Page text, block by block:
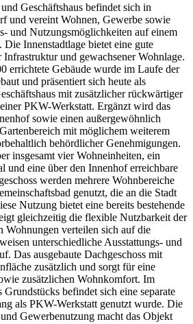
Geschäftshaus befindet sich in
und vereint Wohnen, Gewerbe sowie
und Nutzungsmöglichkeiten auf einem
Innenstadtlage bietet eine gute
und gewachsener Wohnlage.
errichtete Gebäude wurde im Laufe der
und präsentiert sich heute als
mit zusätzlicher rückwärtiger
PKW-Werkstatt. Ergänzt wird das
sowie einen außergewöhnlich
mit möglichem weiterem
behördlicher Genehmigungen.
insgesamt vier Wohneinheiten, ein
und eine über den Innenhof erreichbare
werden mehrere Wohnbereiche
genutzt, die an die Stadt
Nutzung bietet eine bereits bestehende
gleichzeitig die flexible Nutzbarkeit der
Wohnungen verteilen sich auf die
unterschiedliche Ausstattungs- und
Das ausgebaute Dachgeschoss mit
zusätzlich und sorgt für eine
zusätzlichen Wohnkomfort. Im
befindet sich eine separate
als PKW-Werkstatt genutzt wurde. Die
Gewerbenutzung macht das Objekt